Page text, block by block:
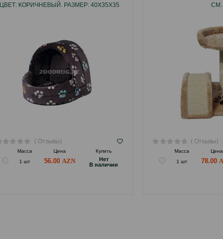
ЦВЕТ: КОРИЧНЕВЫЙ. РАЗМЕР: 40Х35Х35
( Отзывы)
Масса Цена
Купить
1 шт
56.00
Hет
B наличии
СМ.
( Отзывы)
Масса Цена
1 шт
78.00